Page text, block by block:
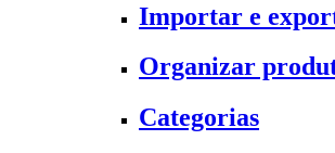
Importar e
Organizar
Categorias